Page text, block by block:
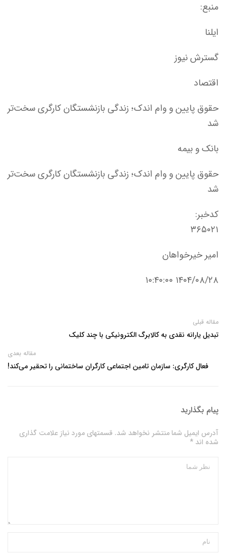
منبع:
ایلنا
گسترش نیوز
اقتصاد
حقوق پایین و وام اندک؛ زندگی بازنشستگان کارگری سخت‌تر
شد
بانک و بیمه
حقوق پایین و وام اندک؛ زندگی بازنشستگان کارگری سخت‌تر
شد
کدخبر:
۳۶۵۰۲۱
امیر خیرخواهان
۱۴۰۴/۰۸/۲۸ ۱۰:۴۰:۰۰
مقاله قبلی
تبدیل یارانه نقدی به کالابرگ الکترونیکی با چند کلیک
مقاله بعدی
فعال کارگری: سازمان تامین اجتماعی کارگران ساختمانی را تحقیر می‌کند!
پیام بگذارید
آدرس ایمیل شما منتشر نخواهد شد. قسمتهای مورد نیاز علامت گذاری
شده اند *